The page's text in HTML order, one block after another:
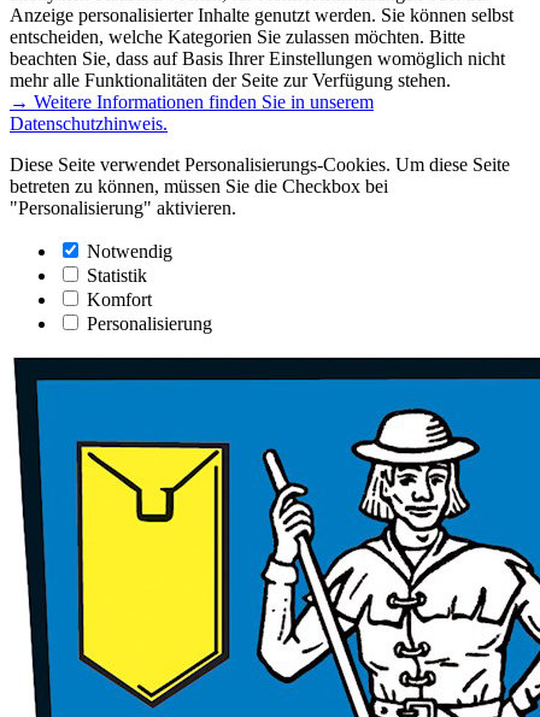
Anzeige personalisierter Inhalte genutzt werden. Sie können selbst
entscheiden, welche Kategorien Sie zulassen möchten. Bitte
beachten Sie, dass auf Basis Ihrer Einstellungen womöglich nicht
mehr alle Funktionalitäten der Seite zur Verfügung stehen.
→ Weitere Informationen finden Sie in unserem
Datenschutzhinweis.
Diese Seite verwendet Personalisierungs-Cookies. Um diese Seite
betreten zu können, müssen Sie die Checkbox bei
"Personalisierung" aktivieren.
Notwendig
Statistik
Komfort
Personalisierung